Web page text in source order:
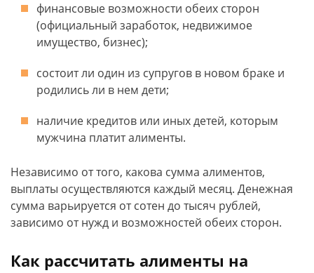
финансовые возможности обеих сторон
(официальный заработок, недвижимое
имущество, бизнес);
состоит ли один из супругов в новом браке и
родились ли в нем дети;
наличие кредитов или иных детей, которым
мужчина платит алименты.
Независимо от того, какова сумма алиментов,
выплаты осуществляются каждый месяц. Денежная
сумма варьируется от сотен до тысяч рублей,
зависимо от нужд и возможностей обеих сторон.
Как рассчитать алименты на